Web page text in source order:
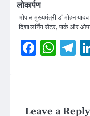
लोकार्पण
भोपाल मुख्यमंत्री डॉ मोहन
दिशा लर्निंग सेंटर, पार्क और
Leave a Reply